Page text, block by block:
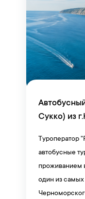
Сукко) из
Туроператор
автобусные
проживанием
один из самых